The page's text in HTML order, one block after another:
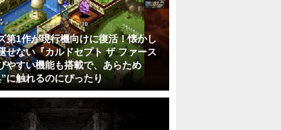
第1作が現行機向けに復活！懐かし
せない『カルドセプト ザ ファース
やすい機能も搭載で、あらため
に触れるのにぴったり